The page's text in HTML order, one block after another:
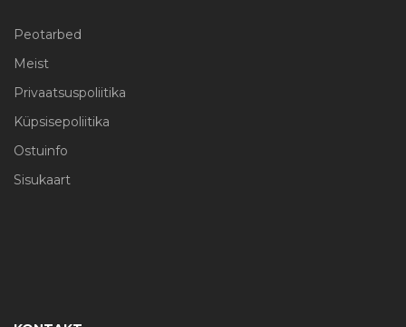
Peotarbed
Meist
Privaatsuspoliitika
Küpsisepoliitika
Ostuinfo
Sisukaart